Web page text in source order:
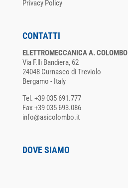
Privacy Policy
CONTATTI
ELETTROMECCANICA A. COLOMBO
Via F.lli Bandiera, 62
24048 Curnasco di Treviolo
Bergamo - Italy
Tel. +39 035 691.777
Fax +39 035 693.086
info@asicolombo.it
DOVE SIAMO